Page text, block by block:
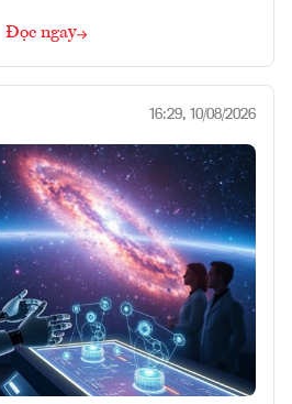
Đọc ngay
16:29, 10/08/2026